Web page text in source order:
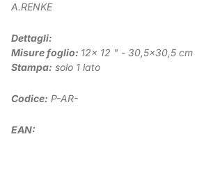
A.RENKE
Dettagli:
Misure foglio: 12x 12 " - 30,5x30,5 cm
Stampa: solo 1 lato
Codice: P-AR-
EAN: